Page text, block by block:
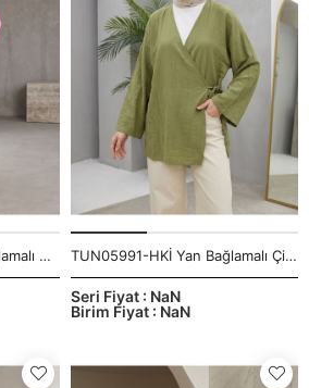
TUN05991-FUŞ Yan Bağlamalı Çilek Tunik-Fuşya TUN05991-HKİ Yan Bağlamalı Çilek Tunik-Haki
Birim Fiyat : NaN
Seri Fiyat : NaN